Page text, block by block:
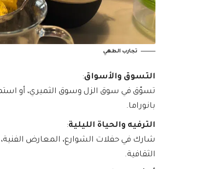
تجارب الطهي
التسوق والأسواق:
تسوّق في سوق الزل وسوق الثميري، أو
بانوراما.
الترفيه والحياة الليلية:
شارك في حفلات الشوارع، المعارض
الثقافية.